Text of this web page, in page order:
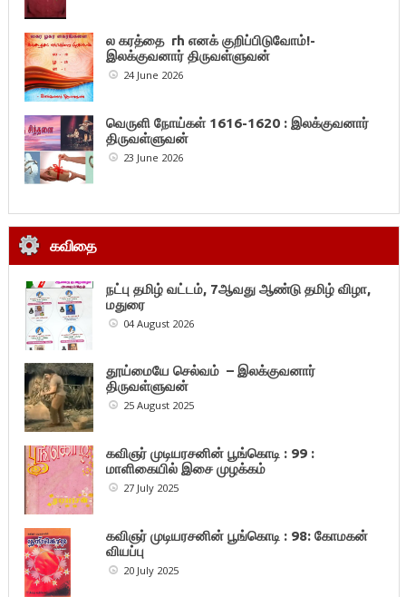
ல கரத்தை rh எனக் குறிப்பிடுவோம்!-
இலக்குவனார் திருவள்ளுவன்
24 June 2026
வெருளி நோய்கள் 1616-1620 : இலக்குவனார்
திருவள்ளுவன்
23 June 2026
கவிதை
நட்பு தமிழ் வட்டம், 7ஆவது ஆண்டு தமிழ் விழா,
மதுரை
04 August 2026
தூய்மையே செல்வம் – இலக்குவனார்
திருவள்ளுவன்
25 August 2025
கவிஞர் முடியரசனின் பூங்கொடி : 99 :
மாளிகையில் இசை முழக்கம்
27 July 2025
கவிஞர் முடியரசனின் பூங்கொடி : 98: கோமகன்
வியப்பு
20 July 2025